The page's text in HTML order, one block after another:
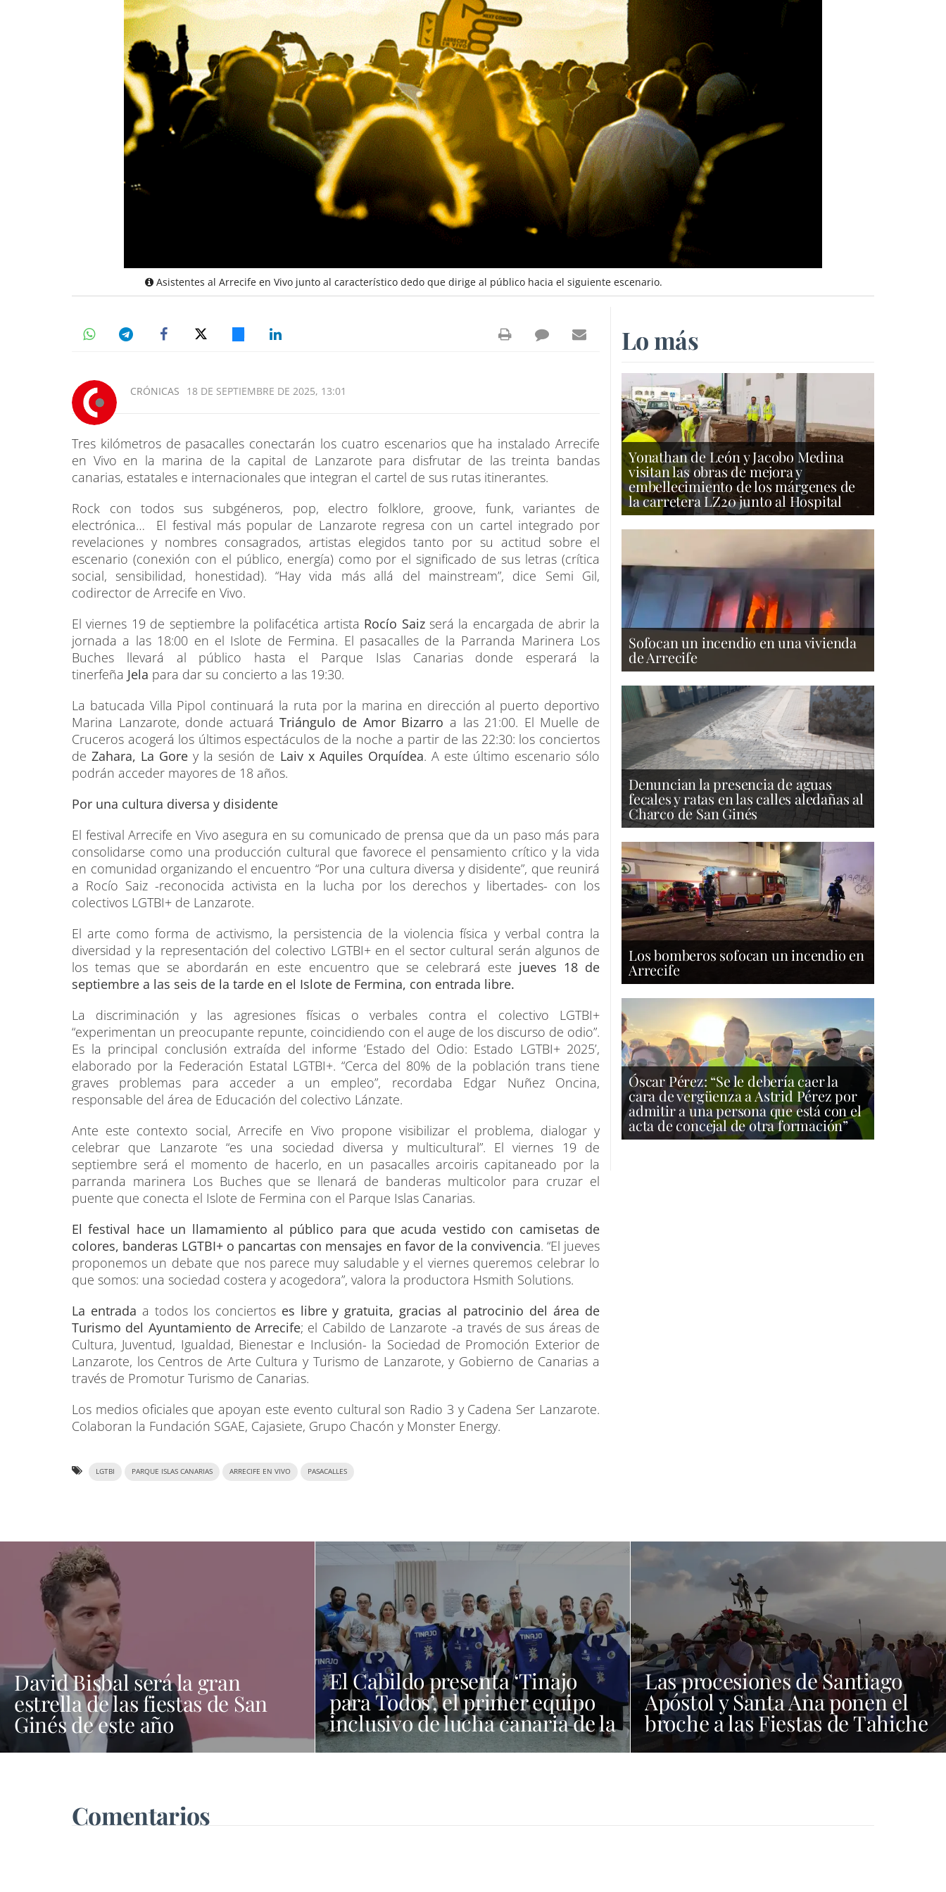
Asistentes al Arrecife en Vivo junto al característico dedo que dirige al público hacia el siguiente escenario.
CRÓNICAS 18 DE SEPTIEMBRE DE 2025, 13:01
Tres kilómetros de pasacalles conectarán los cuatro escenarios que ha instalado Arrecife
en Vivo en la marina de la capital de Lanzarote para disfrutar de las treinta bandas
canarias, estatales e internacionales que integran el cartel de sus rutas itinerantes.
Rock con todos sus subgéneros, pop, electro folklore, groove, funk, variantes de
electrónica… El festival más popular de Lanzarote regresa con un cartel integrado por
revelaciones y nombres consagrados, artistas elegidos tanto por su actitud sobre el
escenario (conexión con el público, energía) como por el significado de sus letras (crítica
social, sensibilidad, honestidad). “Hay vida más allá del mainstream”, dice Semi Gil,
codirector de Arrecife en Vivo.
El viernes 19 de septiembre la polifacética artista Rocío Saizserá la encargada de abrir la
jornada a las 18:00 en el Islote de Fermina. El pasacalles de la Parranda Marinera Los
Buches llevará al público hasta el Parque Islas Canarias donde esperará la
tinerfeña Jela para dar su concierto a las 19:30.
La batucada Villa Pipol continuará la ruta por la marina en dirección al puerto deportivo
Marina Lanzarote, donde actuaráTriángulo de Amor Bizarro a las 21:00. El Muelle de
Cruceros acogerá los últimos espectáculos de la noche a partir de las 22:30: los conciertos
de Zahara, La Gorey la sesión de Laiv x Aquiles Orquídea. A este último escenario sólo
podrán acceder mayores de 18 años.
Por una cultura diversa y disidente
El festival Arrecife en Vivo asegura en su comunicado de prensa que da un paso más para
consolidarse como una producción cultural que favorece el pensamiento crítico y la vida
en comunidad organizando el encuentro “Por una cultura diversa y disidente”, que reunirá
a Rocío Saiz -reconocida activista en la lucha por los derechos y libertades- con los
colectivos LGTBI+ de Lanzarote.
El arte como forma de activismo, la persistencia de la violencia física y verbal contra la
diversidad y la representación del colectivo LGTBI+ en el sector cultural serán algunos de
los temas que se abordarán en este encuentro que se celebrará este jueves 18 de
septiembre a las seis de la tarde en el Islote de Fermina, con entrada libre.
La discriminación y las agresiones físicas o verbales contra el colectivo LGTBI+
“experimentan un preocupante repunte, coincidiendo con el auge de los discurso de odio”.
Es la principal conclusión extraída del informe ‘Estado del Odio: Estado LGTBI+ 2025’,
elaborado por la Federación Estatal LGTBI+. “Cerca del 80% de la población trans tiene
graves problemas para acceder a un empleo”, recordaba Edgar Nuñez Oncina,
responsable del área de Educación del colectivo Lánzate.
Ante este contexto social, Arrecife en Vivo propone visibilizar el problema, dialogar y
celebrar que Lanzarote “es una sociedad diversa y multicultural”. El viernes 19 de
septiembre será el momento de hacerlo, en un pasacalles arcoiris capitaneado por la
parranda marinera Los Buches que se llenará de banderas multicolor para cruzar el
puente que conecta el Islote de Fermina con el Parque Islas Canarias.
El festival hace un llamamiento al público para que acuda vestido con camisetas de
colores, banderas LGTBI+ o pancartas con mensajes en favor de la convivencia. “El jueves
proponemos un debate que nos parece muy saludable y el viernes queremos celebrar lo
que somos: una sociedad costera y acogedora”, valora la productora Hsmith Solutions.
La entrada a todos los conciertos es libre y gratuita, gracias al patrocinio del área de
Turismo del Ayuntamiento de Arrecife; el Cabildo de Lanzarote -a través de sus áreas de
Cultura, Juventud, Igualdad, Bienestar e Inclusión- la Sociedad de Promoción Exterior de
Lanzarote, los Centros de Arte Cultura y Turismo de Lanzarote, y Gobierno de Canarias a
través de Promotur Turismo de Canarias.
Los medios oficiales que apoyan este evento cultural son Radio 3 y Cadena Ser Lanzarote.
Colaboran la Fundación SGAE, Cajasiete, Grupo Chacón y Monster Energy.
LGTBI PARQUE ISLAS CANARIAS ARRECIFE EN VIVO PASACALLES
Lo más
Yonathan de León y Jacobo Medina
visitan las obras de mejora y
embellecimiento de los márgenes de
la carretera LZ20 junto al Hospital
Sofocan un incendio en una vivienda
de Arrecife
Denuncian la presencia de aguas
fecales y ratas en las calles aledañas al
Charco de San Ginés
Los bomberos sofocan un incendio en
Arrecife
Óscar Pérez: “Se le debería caer la
cara de vergüenza a Astrid Pérez por
admitir a una persona que está con el
acta de concejal de otra formación”
David Bisbal será la gran
estrella de las fiestas de San
Ginés de este año
El Cabildo presenta ‘Tinajo
para Todos’, el primer equipo
inclusivo de lucha canaria de la
provincia
Las procesiones de Santiago
Apóstol y Santa Ana ponen el
broche a las Fiestas de Tahiche
2026
Comentarios